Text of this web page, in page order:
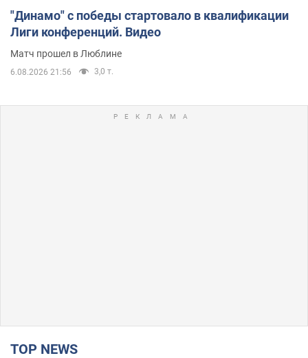
"Динамо" с победы стартовало в квалификации
Лиги конференций. Видео
Матч прошел в Люблине
6.08.2026 21:56 3,0 т.
TOP NEWS